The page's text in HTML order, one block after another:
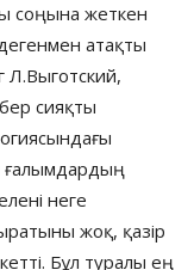
соңына жеткен
атақты
Л.Выготский,
сияқты
ғалымдардың
неге
жоқ, қазір
кетті. Бұл туралы ең